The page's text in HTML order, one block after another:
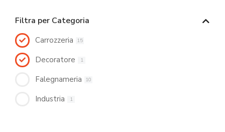
Filtra per Categoria
Carrozzeria 15
Decoratore 1
Falegnameria 10
Industria 1